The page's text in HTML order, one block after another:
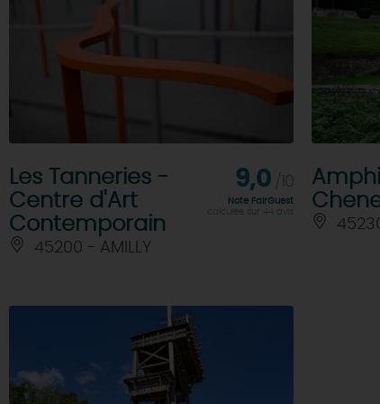
Les Tanneries -
Centre d'Art
Contemporain
45200 - AMILLY
9,0
Note FairGuest